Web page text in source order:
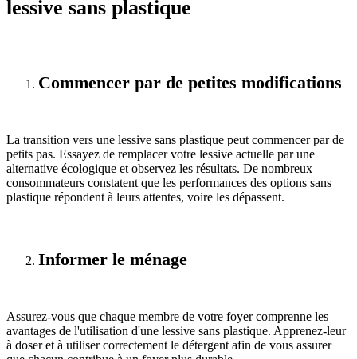
lessive sans plastique
Commencer par de petites modifications
La transition vers une lessive sans plastique peut commencer par de
petits pas. Essayez de remplacer votre lessive actuelle par une
alternative écologique et observez les résultats. De nombreux
consommateurs constatent que les performances des options sans
plastique répondent à leurs attentes, voire les dépassent.
Informer le ménage
Assurez-vous que chaque membre de votre foyer comprenne les
avantages de l'utilisation d'une lessive sans plastique. Apprenez-leur
à doser et à utiliser correctement le détergent afin de vous assurer